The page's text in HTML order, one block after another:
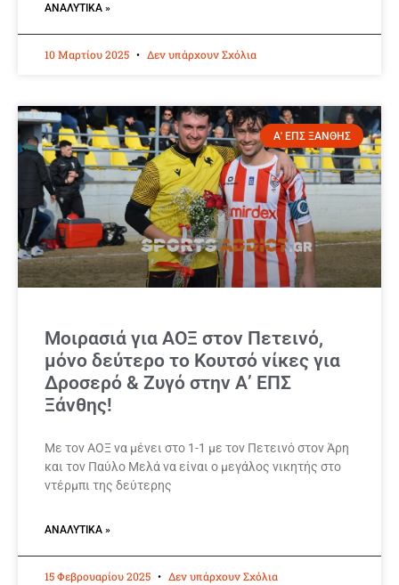
ΑΝΑΛΥΤΙΚΆ »
10 Μαρτίου 2025 Δεν υπάρχουν Σχόλια
Α' ΕΠΣ ΞΑΝΘΗΣ
Μοιρασιά για ΑΟΞ στον Πετεινό,
μόνο δεύτερο το Κουτσό νίκες για
Δροσερό & Ζυγό στην Α’ ΕΠΣ
Ξάνθης!
Με τον ΑΟΞ να μένει στο 1-1 με τον Πετεινό στον Άρη
και τον Παύλο Μελά να είναι ο μεγάλος νικητής στο
ντέρμπι της δεύτερης
ΑΝΑΛΥΤΙΚΆ »
15 Φεβρουαρίου 2025 Δεν υπάρχουν Σχόλια